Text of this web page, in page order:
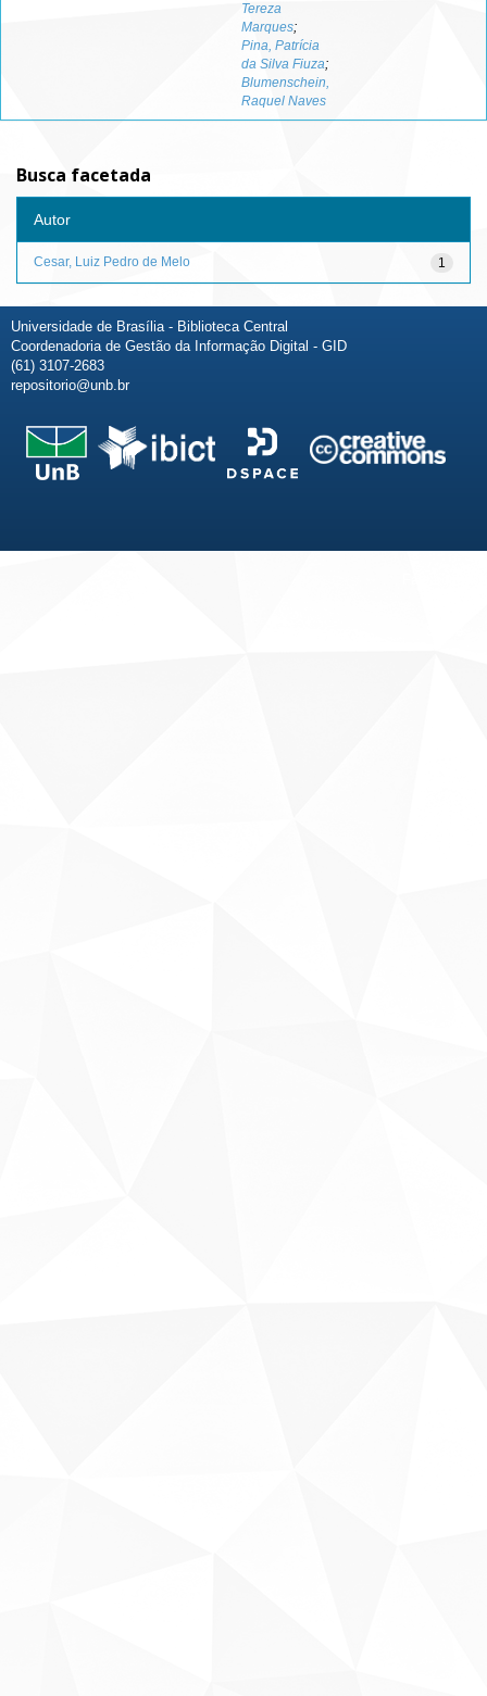
Tereza
Marques;
Pina, Patrícia
da Silva Fiuza;
Blumenschein,
Raquel Naves
Busca facetada
Autor
1
Cesar, Luiz Pedro de Melo
Universidade de Brasília - Biblioteca Central
Coordenadoria de Gestão da Informação Digital - GID
(61) 3107-2683
repositorio@unb.br